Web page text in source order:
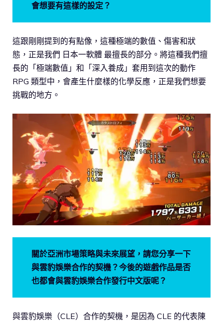
會想要有這樣的設定？
這跟剛剛提到的有點像，這種極端的數值、傷害和狀
態，正是我們 日本一軟體 最擅長的部分。將這種我們擅
長的「極端數值」和「深入養成」套用到這次的動作
RPG 類型中，會產生什麼樣的化學反應，正是我們想要
挑戰的地方。
關於亞洲市場策略與未來展望，請您分享一下
與雲豹娛樂合作的契機？今後的遊戲作品是否
也都會與雲豹娛樂合作發行中文版呢？
與雲豹娛樂（CLE）合作的契機，是因為 CLE 的代表陳